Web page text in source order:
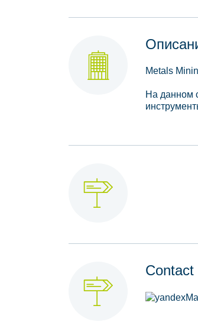
Metals
На данном
Contact